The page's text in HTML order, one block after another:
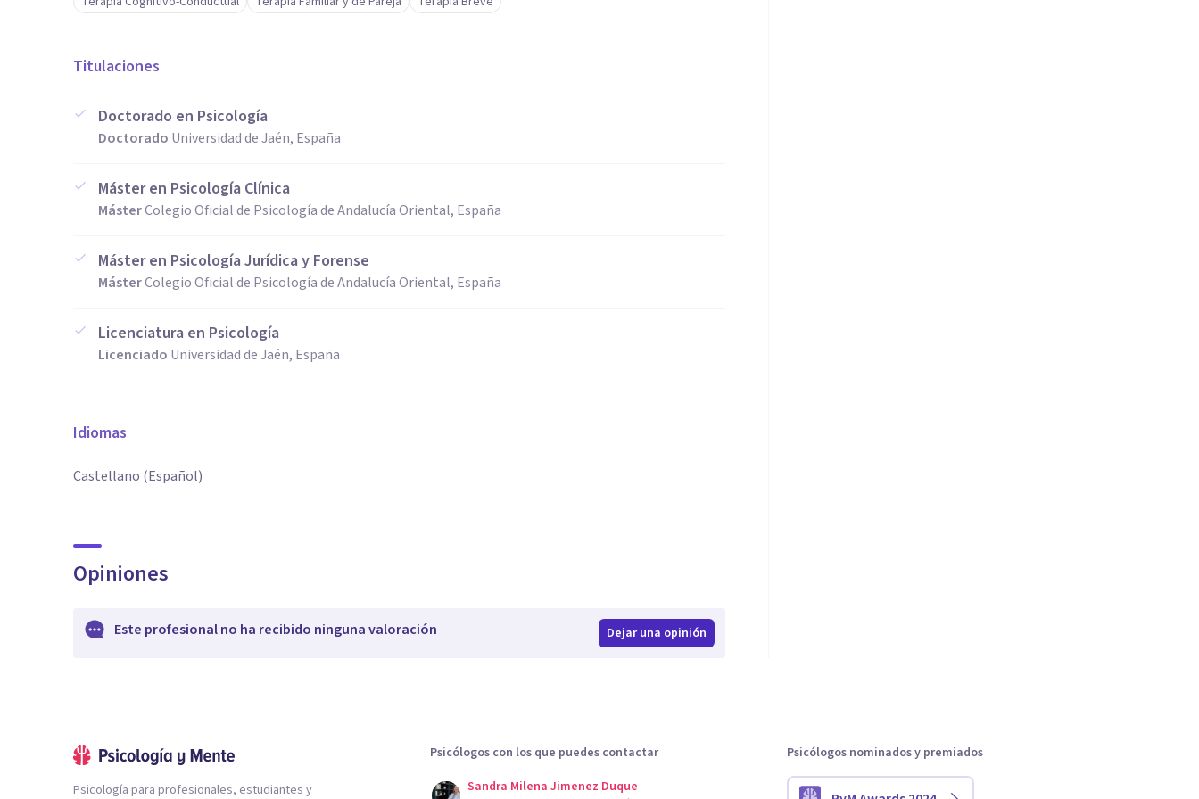
Titulaciones
Doctorado en Psicología
Doctorado Universidad de Jaén, España
Máster en Psicología Clínica
MásterColegio Oficial de Psicología de Andalucía Oriental, España
Máster en Psicología Jurídica y Forense
MásterColegio Oficial de Psicología de Andalucía Oriental, España
Licenciatura en Psicología
Licenciado Universidad de Jaén, España
Idiomas
Castellano (Español)
Opiniones
Este profesional no ha recibido ninguna valoración Dejar una opinión
Psicología para profesionales, estudiantes y
Psicólogos con los que puedes contactar
Sandra Milena Jimenez Duque
Psicólogos nominados y premiados